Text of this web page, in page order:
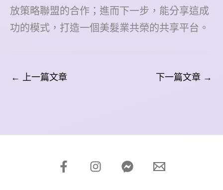
放策略聯盟的合作；進而下一步，能分享這成
功的模式，打造一個美髮業共榮的共享平台。
← 上一篇文章 下一篇文章 →